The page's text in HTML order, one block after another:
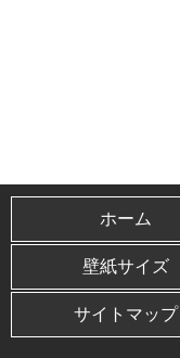
ホーム
壁紙サイズ
サイトマップ